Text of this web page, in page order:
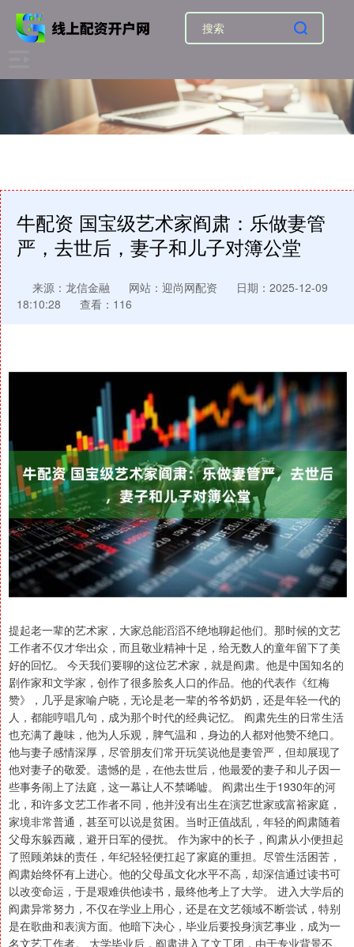
牛配资 国宝级艺术家阎肃：乐做妻管
严，去世后，妻子和儿子对簿公堂
来源：龙信金融 网站：迎尚网配资
日期：2025-12-09
18:10:28
查看：116
提起老一辈的艺术家，大家总能滔滔不绝地聊起他们。那时候的文艺
工作者不仅才华出众，而且敬业精神十足，给无数人的童年留下了美
好的回忆。 今天我们要聊的这位艺术家，就是阎肃。他是中国知名的
剧作家和文学家，创作了很多脍炙人口的作品。他的代表作《红梅
赞》，几乎是家喻户晓，无论是老一辈的爷爷奶奶，还是年轻一代的
人，都能哼唱几句，成为那个时代的经典记忆。 阎肃先生的日常生活
也充满了趣味，他为人乐观，脾气温和，身边的人都对他赞不绝口。
他与妻子感情深厚，尽管朋友们常开玩笑说他是妻管严，但却展现了
他对妻子的敬爱。遗憾的是，在他去世后，他最爱的妻子和儿子因一
些事务闹上了法庭，这一幕让人不禁唏嘘。 阎肃出生于1930年的河
北，和许多文艺工作者不同，他并没有出生在演艺世家或富裕家庭，
家境非常普通，甚至可以说是贫困。当时正值战乱，年轻的阎肃随着
父母东躲西藏，避开日军的侵扰。 作为家中的长子，阎肃从小便担起
了照顾弟妹的责任，年纪轻轻便扛起了家庭的重担。尽管生活困苦，
阎肃始终怀有上进心。他的父母虽文化水平不高，却深信通过读书可
以改变命运，于是艰难供他读书，最终他考上了大学。 进入大学后的
阎肃异常努力，不仅在学业上用心，还是在文艺领域不断尝试，特别
是在歌曲和表演方面。他暗下决心，毕业后要投身演艺事业，成为一
名文艺工作者。 大学毕业后，阎肃进入了文工团，由于专业背景不